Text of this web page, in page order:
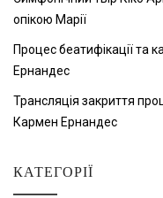
опікою Марії
Процес беатифікації та
Ернандес
Трансляція закриття
Кармен Ернандес
КАТЕГОРІЇ